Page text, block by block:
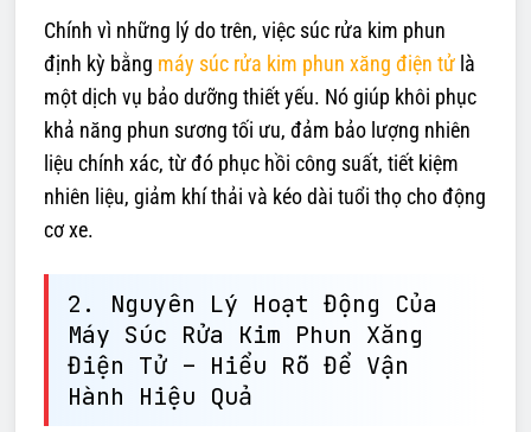
Chính vì những lý do trên, việc súc rửa kim phun
định kỳ bằng máy súc rửa kim phun xăng điện tử là
một dịch vụ bảo dưỡng thiết yếu. Nó giúp khôi phục
khả năng phun sương tối ưu, đảm bảo lượng nhiên
liệu chính xác, từ đó phục hồi công suất, tiết kiệm
nhiên liệu, giảm khí thải và kéo dài tuổi thọ cho động
cơ xe.
2. Nguyên Lý Hoạt Động Của
Máy Súc Rửa Kim Phun Xăng
Điện Tử – Hiểu Rõ Để Vận
Hành Hiệu Quả